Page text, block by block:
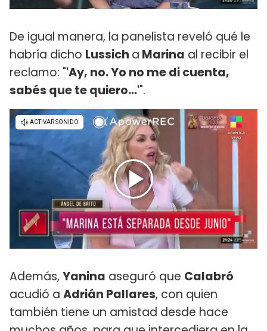
De igual manera, la panelista reveló qué le
habría dicho Lussich a Marina al recibir el
reclamo: "'Ay, no. Yo no me di cuenta,
sabés que te quiero...'".
Además, Yanina aseguró que Calabró
acudió a Adrián Pallares, con quien
también tiene un amistad desde hace